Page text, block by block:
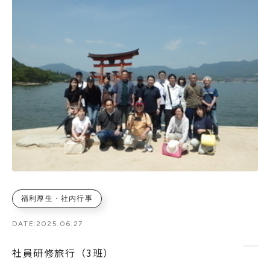
福利厚生・社内行事
DATE: 2025.06.27
社員研修旅行（3班）